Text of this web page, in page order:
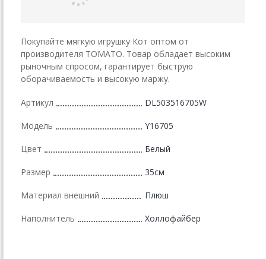
Покупайте мягкую игрушку Кот оптом от
производителя ТОМАТО. Товар обладает высоким
рыночным спросом, гарантирует быструю
оборачиваемость и высокую маржу.
Артикул DL503516705W
Модель Y16705
Цвет Белый
Размер 35см
Материал внешний Плюш
Наполнитель Холлофайбер